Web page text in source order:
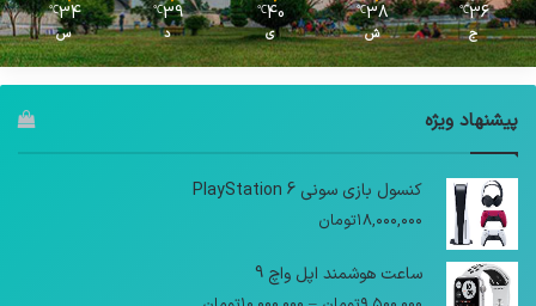
36
℃
ج
38
℃
ش
40
℃
ی
39
℃
د
34
℃
س
پیشنهاد ویژه
کنسول بازی سونی PlayStation 6
۱۸,۰۰۰,۰۰۰تومان
ساعت هوشمند اپل واچ 9